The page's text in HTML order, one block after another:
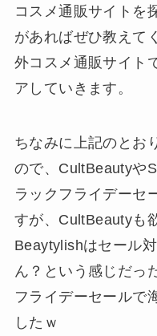
コスメ通販サイトを
があればぜひ教えて
外コスメ通販サイト
アしていきます。
ちなみに上記のとお
ので、CultBeautyや
ラックフライデーセ
すが、CultBeautyも
Beaytylishはセール
ん？という感じだっ
フライデーセールで
したｗ